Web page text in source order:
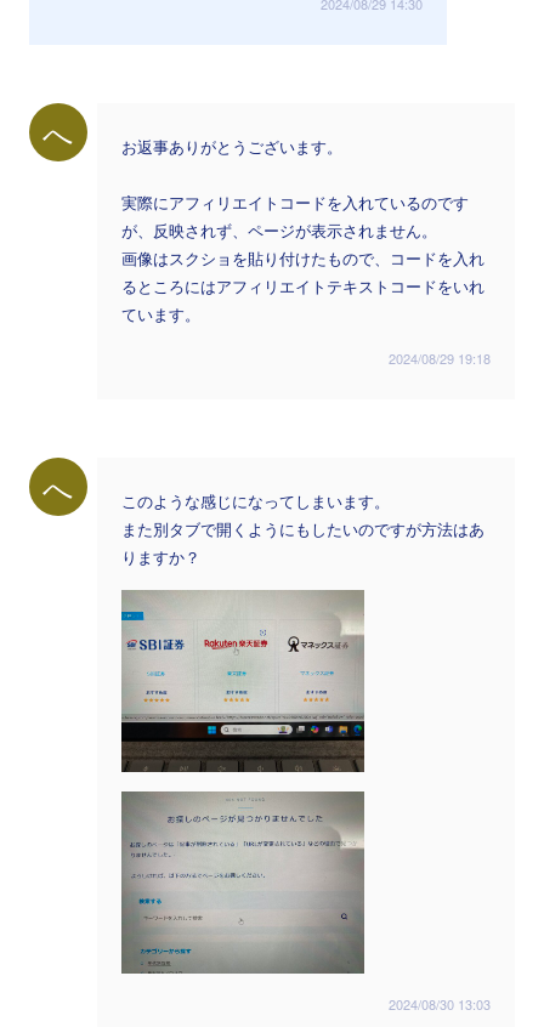
へ お返事ありがとうございます。
実際にアフィリエイトコードを入れているのです
が、反映されず、ページが表示されません。
画像はスクショを貼り付けたもので、コードを入れ
るところにはアフィリエイトテキストコードをいれ
ています。
2024/08/29 19:18
へ
このような感じになってしまいます。
また別タブで開くようにもしたいのですが方法はあ
りますか？
2024/08/30 13:03